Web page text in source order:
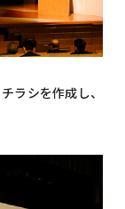
ラシを作成し、